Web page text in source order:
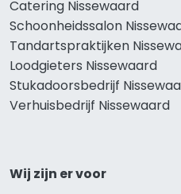
Catering Nissewaard
Schoonheidssalon
Tandartspraktijken
Loodgieters Nissewaard
Stukadoorsbedrijf
Verhuisbedrijf Nissewaard
Wij zijn er voor